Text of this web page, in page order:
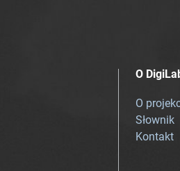
O
O
Słownik
Kontakt